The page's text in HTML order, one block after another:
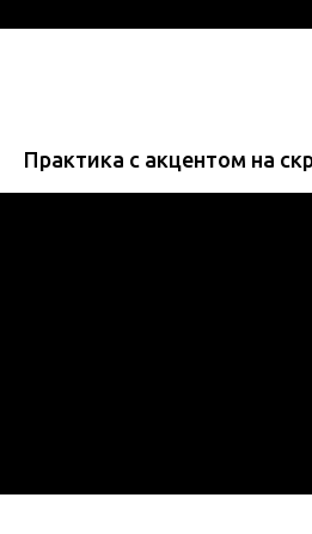
Практика с акцентом на